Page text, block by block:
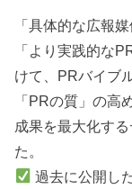
「具体的な広報
「より実践的な
けて、PRバイブ
「PRの質」の高
成果を最大化す
た。
過去に公開し